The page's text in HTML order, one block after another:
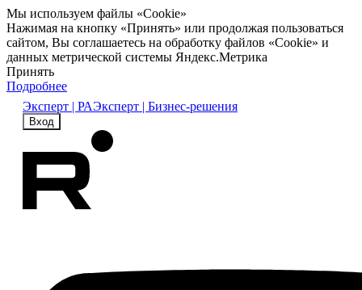
Мы используем файлы «Cookie»
Нажимая на кнопку «Принять» или продолжая пользоваться
сайтом, Вы соглашаетесь на обработку файлов «Cookie» и
данных метрической системы Яндекс.Метрика
Принять
Подробнее
Эксперт | РАЭксперт | Бизнес-решения
Вход